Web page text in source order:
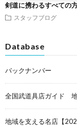
剣道に携わるすべての
スタッフブログ
Database
バックナンバー
全国武道具店ガイド
地域を支える名店【